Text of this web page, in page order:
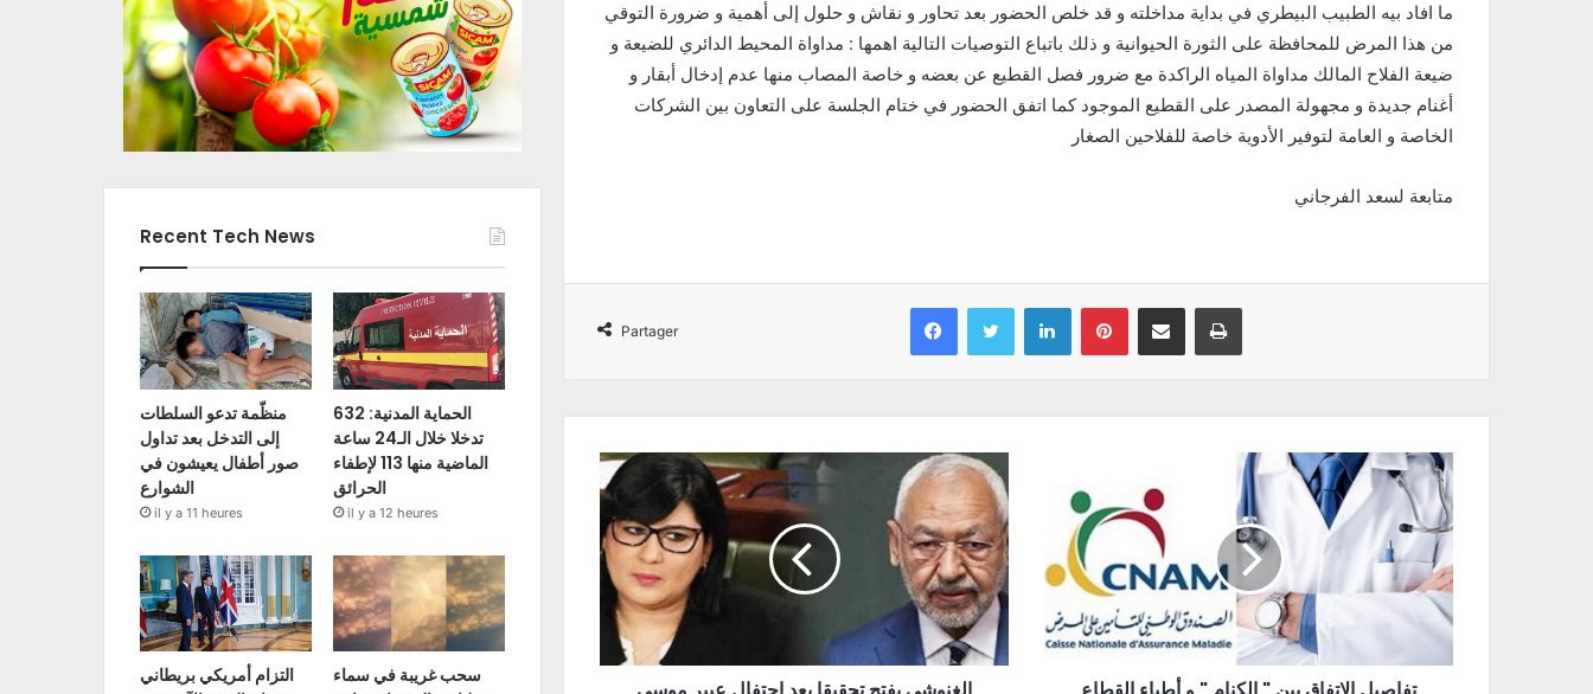
ما افاد بيه الطبيب البيطري في بداية مداخلته و قد خلص الحضور بعد تحاور و نقاش و حلول إلى أهمية و ضرورة التوقي
من هذا المرض للمحافظة على الثورة الحيوانية و ذلك باتباع التوصيات التالية اهمها : مداواة المحيط الدائري للضيعة و
ضيعة الفلاح المالك مداواة المياه الراكدة مع ضرور فصل القطيع عن بعضه و خاصة المصاب منها عدم إدخال أبقار و
أغنام جديدة و مجهولة المصدر على القطيع الموجود كما اتفق الحضور في ختام الجلسة على التعاون بين الشركات
الخاصة و العامة لتوفير الأدوية خاصة للفلاحين الصغار
متابعة لسعد الفرجاني
Partager
Facebook Twitter Linkedin Pinterest Partager par email Imprimer
Recent Tech News
منظّمة تدعو السلطات
إلى التدخل بعد تداول
صور أطفال يعيشون في
الشوارع
il y a 11 heures
الحماية المدنية: 632
تدخلا خلال الـ24 ساعة
الماضية منها 113 لإطفاء
الحرائق
il y a 12 heures
التزام أمريكي بريطاني
سحب غريبة في سماء